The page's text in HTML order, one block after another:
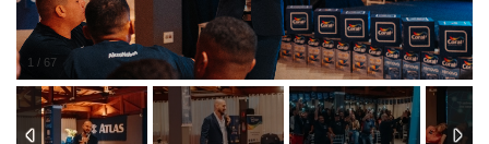
1 / 67